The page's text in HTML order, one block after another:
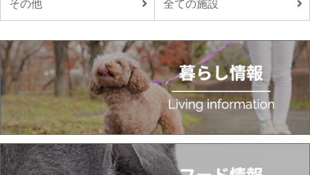
その他 全ての施設